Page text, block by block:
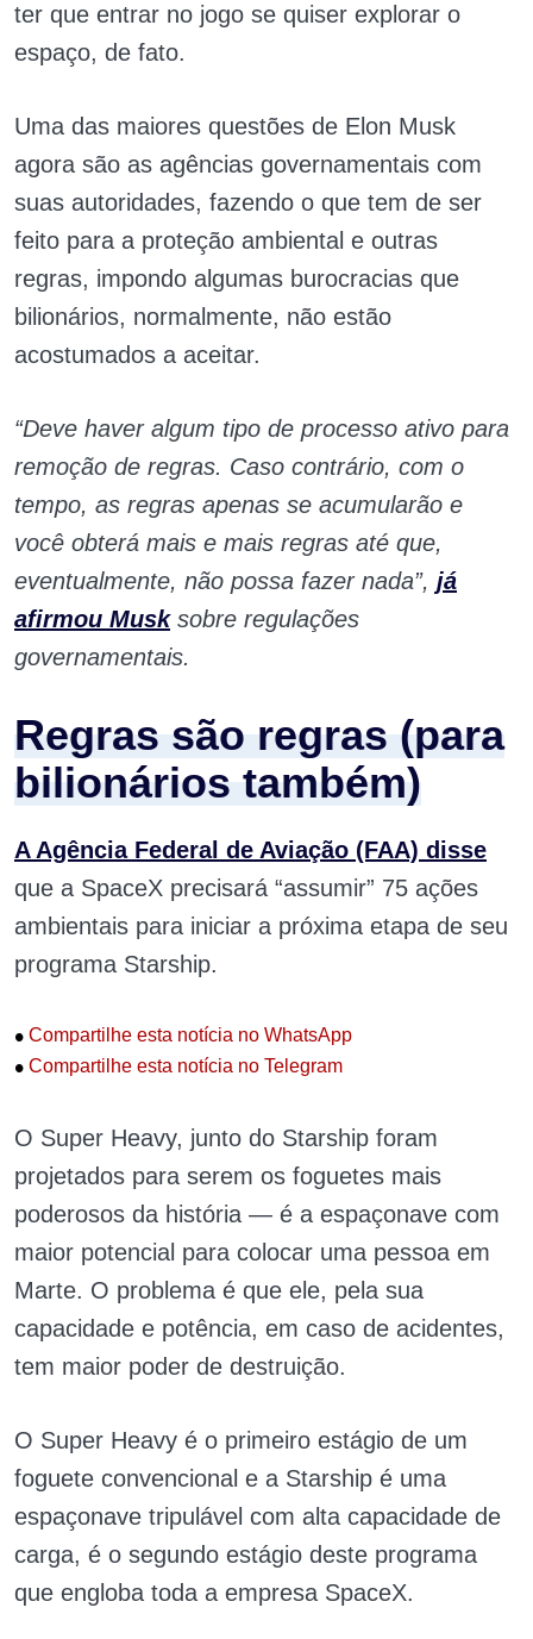
ter que entrar no jogo se quiser explorar o
espaço, de fato.
Uma das maiores questões de Elon Musk
agora são as agências governamentais com
suas autoridades, fazendo o que tem de ser
feito para a proteção ambiental e outras
regras, impondo algumas burocracias que
bilionários, normalmente, não estão
acostumados a aceitar.
“Deve haver algum tipo de processo ativo para
remoção de regras. Caso contrário, com o
tempo, as regras apenas se acumularão e
você obterá mais e mais regras até que,
eventualmente, não possa fazer nada”, já
afirmou Musksobre regulações
governamentais.
Regras são regras (para
bilionários também)
A Agência Federal de Aviação (FAA) disse
que a SpaceX precisará “assumir” 75 ações
ambientais para iniciar a próxima etapa de seu
programa Starship.
• Compartilhe esta notícia no WhatsApp
• Compartilhe esta notícia no Telegram
O Super Heavy, junto do Starship foram
projetados para serem os foguetes mais
poderosos da história — é a espaçonave com
maior potencial para colocar uma pessoa em
Marte. O problema é que ele, pela sua
capacidade e potência, em caso de acidentes,
tem maior poder de destruição.
O Super Heavy é o primeiro estágio de um
foguete convencional e a Starship é uma
espaçonave tripulável com alta capacidade de
carga, é o segundo estágio deste programa
que engloba toda a empresa SpaceX.